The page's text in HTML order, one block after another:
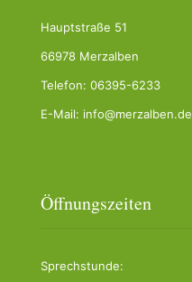
Hauptstraße 51
66978 Merzalben
Telefon: 06395-6233
E-Mail: info@merzalben.de
Öffnungszeiten
Sprechstunde: